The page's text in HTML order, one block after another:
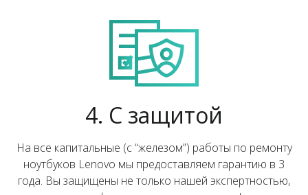
4. С защитой
На все капитальные (с “железом”) работы по ремонту
ноутбуков Lenovo мы предоставляем гарантию в 3
года. Вы защищены не только нашей экспертностью,